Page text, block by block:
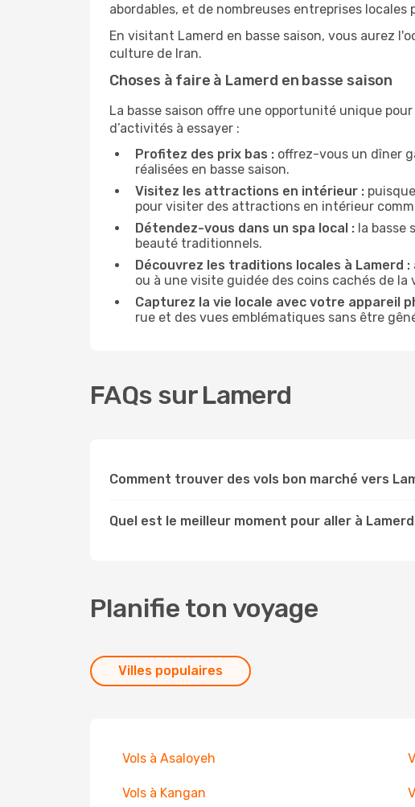
abordables, et de nombreuses entreprises
En visitant Lamerd en basse saison, vous aurez
culture de Iran.
Choses à faire à Lamerd en basse saison
La basse saison offre une opportunité unique
d’activités à essayer :
Profitez des prix bas : offrez-vous un dîner
réalisées en basse saison.
Visitez les attractions en intérieur :
pour visiter des attractions en intérieur
Détendez-vous dans un spa local : la basse
beauté traditionnels.
Découvrez les traditions locales à Lamerd :
ou à une visite guidée des coins cachés de la
Capturez la vie locale avec votre appareil
rue et des vues emblématiques sans être
FAQs sur Lamerd
Comment trouver des vols bon marché vers
Quel est le meilleur moment pour aller à
Planifie ton voyage
Villes populaires
Vols à Asaloyeh
Vols à Kangan